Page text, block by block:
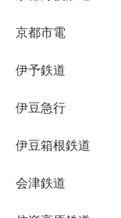
京都市電
伊予鉄道
伊豆急行
伊豆箱根鉄道
会津鉄道